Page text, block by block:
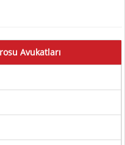
Avukatları